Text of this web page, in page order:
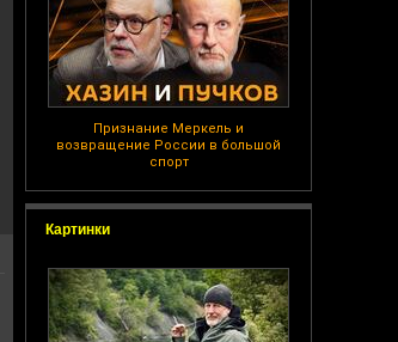
Признание Меркель и
возвращение России в большой
спорт
Картинки